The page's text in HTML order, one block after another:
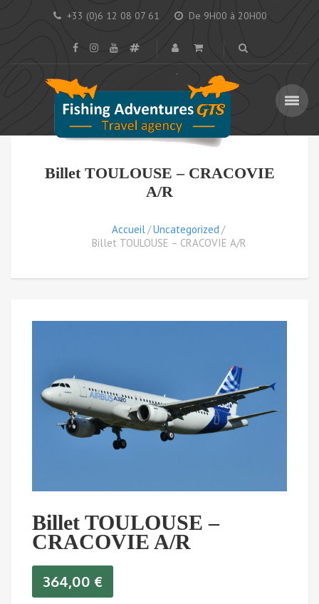
+33 (0)6 12 08 07 61 De 9H00 à 20H00
Billet TOULOUSE – CRACOVIE
A/R
Accueil
Uncategorized
Billet TOULOUSE – CRACOVIE A/R
Billet TOULOUSE –
CRACOVIE A/R
364,00 €